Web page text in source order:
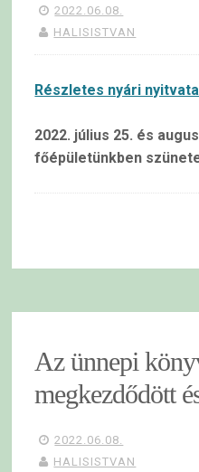
2022.06.08.
HALISISTVAN
Részletes nyári
2022. július 25. és
főépületünkben
Az ünnepi
megkezdődött
2022.06.08.
HALISISTVAN